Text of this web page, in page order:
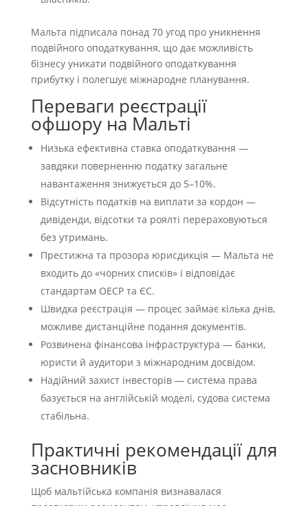
Мальта підписала понад 70 угод про уникнення
подвійного оподаткування, що дає можливість
бізнесу уникати подвійного оподаткування
прибутку і полегшує міжнародне планування.
Переваги реєстрації
офшору на Мальті
Низька ефективна ставка оподаткування —
завдяки поверненню податку загальне
навантаження знижується до 5–10%.
Відсутність податків на виплати за кордон —
дивіденди, відсотки та роялті перераховуються
без утримань.
Престижна та прозора юрисдикція — Мальта не
входить до «чорних списків» і відповідає
стандартам ОЕСР та ЄС.
Швидка реєстрація — процес займає кілька днів,
можливе дистанційне подання документів.
Розвинена фінансова інфраструктура — банки,
юристи й аудитори з міжнародним досвідом.
Надійний захист інвесторів — система права
базується на англійській моделі, судова система
стабільна.
Практичні рекомендації для
засновників
Щоб мальтійська компанія визнавалася